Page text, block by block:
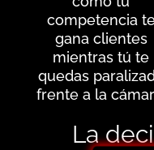
competencia
gana clientes
mientras tú te
quedas
frente a la
La